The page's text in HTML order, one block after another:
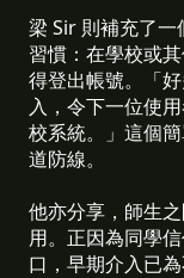
梁 Sir 則補充了
習慣：在學校或
得登出帳號。「
入，令下一位使
校系統。」這個
道防線。
他亦分享，師生
用。正因為同學
口，早期介入已